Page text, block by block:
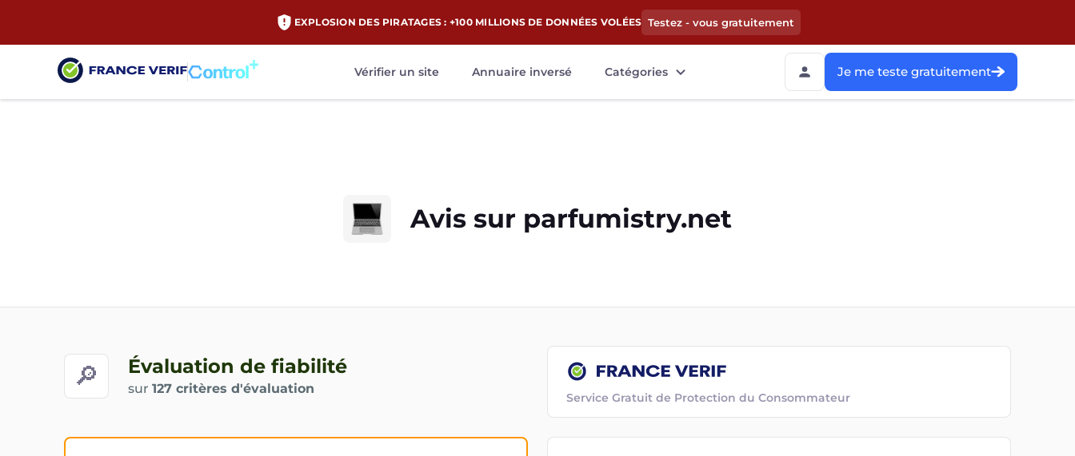
EXPLOSION DES PIRATAGES : +100 MILLIONS DE DONNÉES VOLÉES Testez - vous gratuitement
Vérifier un site Annuaire inversé Catégories Je me teste gratuitement
Avis sur parfumistry.net
🔎 Évaluation de fiabilité
sur 127 critères d'évaluation
Service Gratuit de Protection du Consommateur